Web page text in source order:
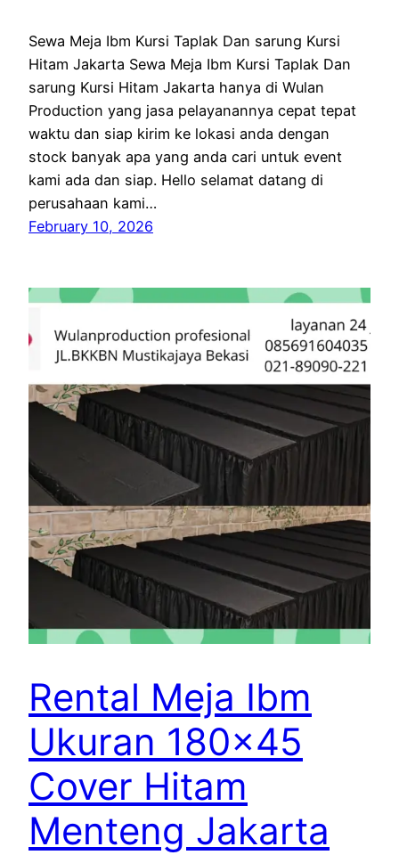
Sewa Meja Ibm Kursi Taplak Dan sarung Kursi
Hitam Jakarta Sewa Meja Ibm Kursi Taplak Dan
sarung Kursi Hitam Jakarta hanya di Wulan
Production yang jasa pelayanannya cepat tepat
waktu dan siap kirim ke lokasi anda dengan
stock banyak apa yang anda cari untuk event
kami ada dan siap. Hello selamat datang di
perusahaan kami…
February 10, 2026
Rental Meja Ibm
Ukuran 180×45
Cover Hitam
Menteng Jakarta